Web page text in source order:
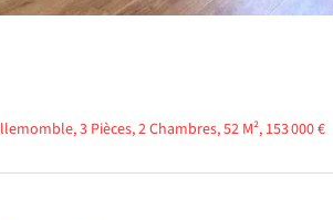
3 Pièces, 2 Chambres, 52 M², 153 000 €